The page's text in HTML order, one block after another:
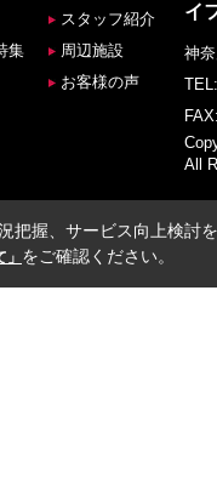
集
スタッフ紹介
周辺施設
お客様の声
イ
神
All
把握、サービス向上検討
をご確認ください。